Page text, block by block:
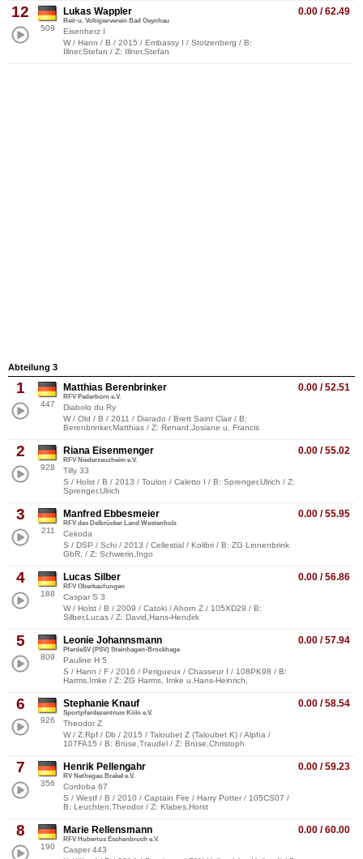
12
509
0.00 / 62.49
Lukas Wappler
Reit-u. Voltigierverein Bad Oeynhau
Eisenherz I
W / Hann / B / 2015 / Embassy I / Stolzenberg / B:
Illner,Stefan / Z: Illner,Stefan
Abteilung 3
1
447
0.00 / 52.51
Matthias Berenbrinker
RFV Paderborn e.V.
Diabolo du Ry
W / Old / B / 2011 / Diarado / Brett Saint Clair / B:
Berenbrinker,Matthias / Z: Renard,Josiane u. Francis
2
928
0.00 / 55.02
Riana Eisenmenger
RFV Niederzeuzheim e.V.
Tilly 33
S / Holst / B / 2013 / Toulon / Caletto I / B: Sprenger,Ulrich / Z:
Sprenger,Ulrich
3
211
0.00 / 55.95
Manfred Ebbesmeier
RFV des Delbrücker Land Westenholz
Cekoda
S / DSP / Schi / 2013 / Cellestial / Kolibri / B: ZG Linnenbrink
GbR, / Z: Schwerin,Ingo
4
188
0.00 / 56.86
Lucas Silber
RFV Oberkaufungen
Caspar S 3
W / Holst / B / 2009 / Catoki / Ahorn Z / 105XD29 / B:
Silber,Lucas / Z: David,Hans-Hendirk
5
809
0.00 / 57.94
Leonie Johannsmann
PferdeSV (PSV) Steinhagen-Brockhage
Pauline H 5
S / Hann / F / 2016 / Perigueux / Chasseur I / 108PK98 / B:
Harms,Imke / Z: ZG Harms, Imke u.Hans-Heinrich,
6
926
0.00 / 58.54
Stephanie Knauf
Sportpferdezentrum Köln e.V.
Theodor Z
W / Z.Rpf / Db / 2015 / Taloubet Z (Taloubet K) / Alpha /
107FA15 / B: Brüse,Traudel / Z: Brüse,Christoph
7
356
0.00 / 59.23
Henrik Pellengahr
RV Nethegau Brakel e.V.
Cordoba 67
S / Westf / B / 2010 / Captain Fire / Harry Potter / 105CS07 /
B: Leuchten,Theodor / Z: Klabes,Horst
8
190
0.00 / 60.00
Marie Rellensmann
RFV Hubertus Eschenbruch e.V.
Casper 443